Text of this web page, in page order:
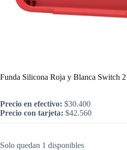
Funda Silicona Roja y Blanca Switch 2
Precio en efectivo: $30.400
Precio con tarjeta: $42.560
Solo quedan 1 disponibles